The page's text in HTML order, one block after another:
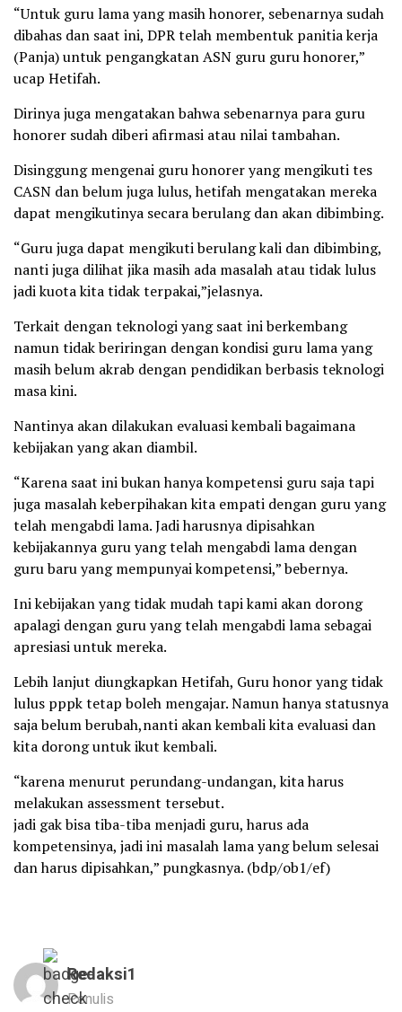
“Untuk guru lama yang masih honorer, sebenarnya sudah
dibahas dan saat ini, DPR telah membentuk panitia kerja
(Panja) untuk pengangkatan ASN guru guru honorer,”
ucap Hetifah.
Dirinya juga mengatakan bahwa sebenarnya para guru
honorer sudah diberi afirmasi atau nilai tambahan.
Disinggung mengenai guru honorer yang mengikuti tes
CASN dan belum juga lulus, hetifah mengatakan mereka
dapat mengikutinya secara berulang dan akan dibimbing.
“Guru juga dapat mengikuti berulang kali dan dibimbing,
nanti juga dilihat jika masih ada masalah atau tidak lulus
jadi kuota kita tidak terpakai,”jelasnya.
Terkait dengan teknologi yang saat ini berkembang
namun tidak beriringan dengan kondisi guru lama yang
masih belum akrab dengan pendidikan berbasis teknologi
masa kini.
Nantinya akan dilakukan evaluasi kembali bagaimana
kebijakan yang akan diambil.
“Karena saat ini bukan hanya kompetensi guru saja tapi
juga masalah keberpihakan kita empati dengan guru yang
telah mengabdi lama. Jadi harusnya dipisahkan
kebijakannya guru yang telah mengabdi lama dengan
guru baru yang mempunyai kompetensi,” bebernya.
Ini kebijakan yang tidak mudah tapi kami akan dorong
apalagi dengan guru yang telah mengabdi lama sebagai
apresiasi untuk mereka.
Lebih lanjut diungkapkan Hetifah, Guru honor yang tidak
lulus pppk tetap boleh mengajar. Namun hanya statusnya
saja belum berubah,nanti akan kembali kita evaluasi dan
kita dorong untuk ikut kembali.
“karena menurut perundang-undangan, kita harus
melakukan assessment tersebut.
jadi gak bisa tiba-tiba menjadi guru, harus ada
kompetensinya, jadi ini masalah lama yang belum selesai
dan harus dipisahkan,” pungkasnya. (bdp/ob1/ef)
Redaksi1
Penulis